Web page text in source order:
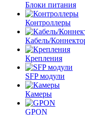
Блоки питания
Контроллеры
Кабель/
Крепления
SFP модули
Камеры
GPON